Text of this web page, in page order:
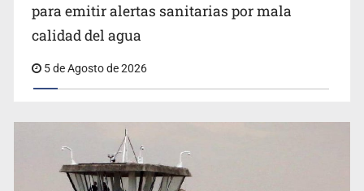
Citarían a Medrano si persiste falta de diálogo con
vecinos de Mirador San Isidro
para emitir alertas sanitarias por mala
calidad del agua
5 de Agosto de 2026